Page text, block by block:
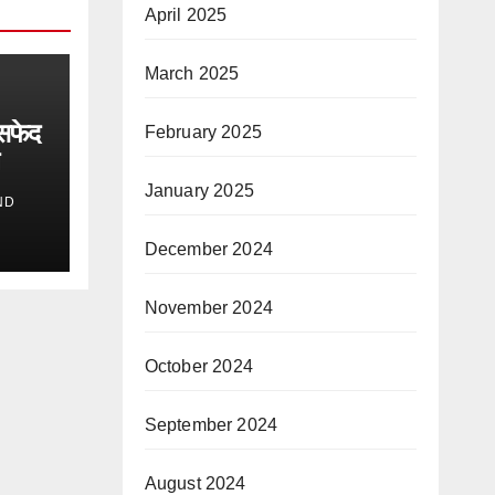
April 2025
March 2025
February 2025
January 2025
December 2024
November 2024
October 2024
September 2024
August 2024